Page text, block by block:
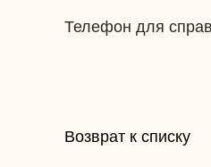
Телефон для
Возврат к списку